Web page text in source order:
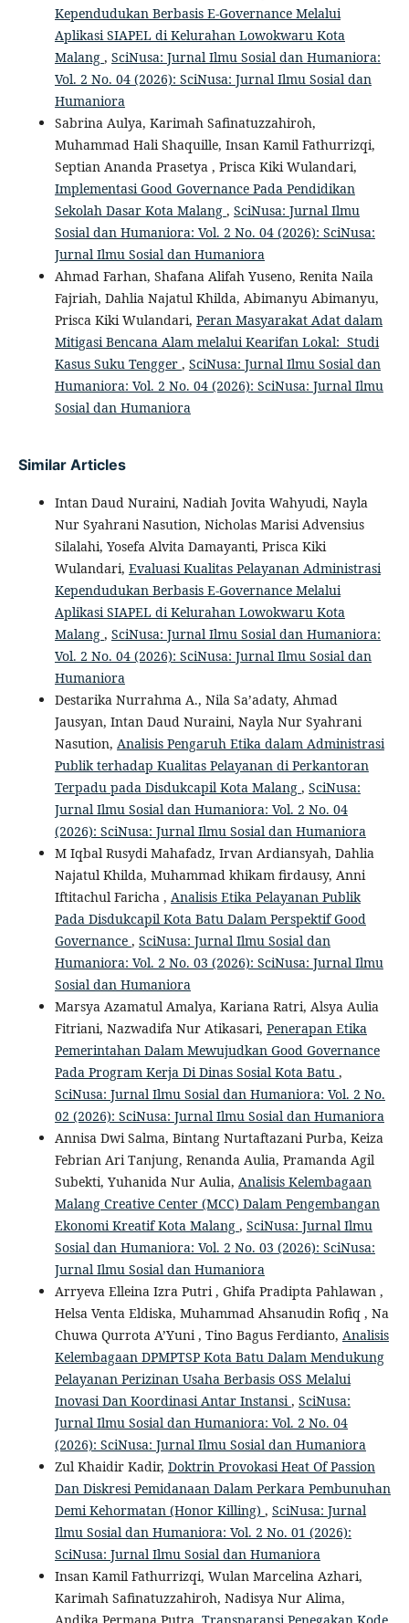
Kependudukan Berbasis E-Governance Melalui
Aplikasi SIAPEL di Kelurahan Lowokwaru Kota
Malang , SciNusa: Jurnal Ilmu Sosial dan Humaniora:
Vol. 2 No. 04 (2026): SciNusa: Jurnal Ilmu Sosial dan
Humaniora
Sabrina Aulya, Karimah Safinatuzzahiroh,
Muhammad Hali Shaquille, Insan Kamil Fathurrizqi,
Septian Ananda Prasetya , Prisca Kiki Wulandari,
Implementasi Good Governance Pada Pendidikan
Sekolah Dasar Kota Malang , SciNusa: Jurnal Ilmu
Sosial dan Humaniora: Vol. 2 No. 04 (2026): SciNusa:
Jurnal Ilmu Sosial dan Humaniora
Ahmad Farhan, Shafana Alifah Yuseno, Renita Naila
Fajriah, Dahlia Najatul Khilda, Abimanyu Abimanyu,
Prisca Kiki Wulandari, Peran Masyarakat Adat dalam
Mitigasi Bencana Alam melalui Kearifan Lokal: Studi
Kasus Suku Tengger , SciNusa: Jurnal Ilmu Sosial dan
Humaniora: Vol. 2 No. 04 (2026): SciNusa: Jurnal Ilmu
Sosial dan Humaniora
Similar Articles
Intan Daud Nuraini, Nadiah Jovita Wahyudi, Nayla
Nur Syahrani Nasution, Nicholas Marisi Advensius
Silalahi, Yosefa Alvita Damayanti, Prisca Kiki
Wulandari, Evaluasi Kualitas Pelayanan Administrasi
Kependudukan Berbasis E-Governance Melalui
Aplikasi SIAPEL di Kelurahan Lowokwaru Kota
Malang , SciNusa: Jurnal Ilmu Sosial dan Humaniora:
Vol. 2 No. 04 (2026): SciNusa: Jurnal Ilmu Sosial dan
Humaniora
Destarika Nurrahma A., Nila Sa’adaty, Ahmad
Jausyan, Intan Daud Nuraini, Nayla Nur Syahrani
Nasution, Analisis Pengaruh Etika dalam Administrasi
Publik terhadap Kualitas Pelayanan di Perkantoran
Terpadu pada Disdukcapil Kota Malang , SciNusa:
Jurnal Ilmu Sosial dan Humaniora: Vol. 2 No. 04
(2026): SciNusa: Jurnal Ilmu Sosial dan Humaniora
M Iqbal Rusydi Mahafadz, Irvan Ardiansyah, Dahlia
Najatul Khilda, Muhammad khikam firdausy, Anni
Iftitachul Faricha , Analisis Etika Pelayanan Publik
Pada Disdukcapil Kota Batu Dalam Perspektif Good
Governance , SciNusa: Jurnal Ilmu Sosial dan
Humaniora: Vol. 2 No. 03 (2026): SciNusa: Jurnal Ilmu
Sosial dan Humaniora
Marsya Azamatul Amalya, Kariana Ratri, Alsya Aulia
Fitriani, Nazwadifa Nur Atikasari, Penerapan Etika
Pemerintahan Dalam Mewujudkan Good Governance
Pada Program Kerja Di Dinas Sosial Kota Batu ,
SciNusa: Jurnal Ilmu Sosial dan Humaniora: Vol. 2 No.
02 (2026): SciNusa: Jurnal Ilmu Sosial dan Humaniora
Annisa Dwi Salma, Bintang Nurtaftazani Purba, Keiza
Febrian Ari Tanjung, Renanda Aulia, Pramanda Agil
Subekti, Yuhanida Nur Aulia, Analisis Kelembagaan
Malang Creative Center (MCC) Dalam Pengembangan
Ekonomi Kreatif Kota Malang , SciNusa: Jurnal Ilmu
Sosial dan Humaniora: Vol. 2 No. 03 (2026): SciNusa:
Jurnal Ilmu Sosial dan Humaniora
Arryeva Elleina Izra Putri , Ghifa Pradipta Pahlawan ,
Helsa Venta Eldiska, Muhammad Ahsanudin Rofiq , Na
Chuwa Qurrota A’Yuni , Tino Bagus Ferdianto, Analisis
Kelembagaan DPMPTSP Kota Batu Dalam Mendukung
Pelayanan Perizinan Usaha Berbasis OSS Melalui
Inovasi Dan Koordinasi Antar Instansi, SciNusa:
Jurnal Ilmu Sosial dan Humaniora: Vol. 2 No. 04
(2026): SciNusa: Jurnal Ilmu Sosial dan Humaniora
Zul Khaidir Kadir, Doktrin Provokasi Heat Of Passion
Dan Diskresi Pemidanaan Dalam Perkara Pembunuhan
Demi Kehormatan (Honor Killing) , SciNusa: Jurnal
Ilmu Sosial dan Humaniora: Vol. 2 No. 01 (2026):
SciNusa: Jurnal Ilmu Sosial dan Humaniora
Insan Kamil Fathurrizqi, Wulan Marcelina Azhari,
Karimah Safinatuzzahiroh, Nadisya Nur Alima,